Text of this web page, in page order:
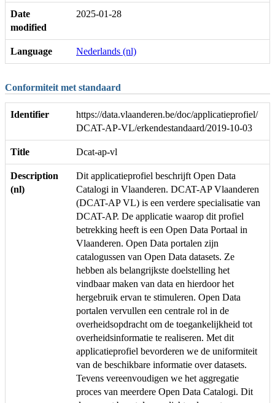
Date
modified
2025-01-28
Language Nederlands (nl)
Conformiteit met standaard
Identifier
https://data.vlaanderen.be/doc/applicatieprofiel/
DCAT-AP-VL/erkendestandaard/2019-10-03
Title Dcat-ap-vl
Description
(nl)
Dit applicatieprofiel beschrijft Open Data
Catalogi in Vlaanderen. DCAT-AP Vlaanderen
(DCAT-AP VL) is een verdere specialisatie van
DCAT-AP. De applicatie waarop dit profiel
betrekking heeft is een Open Data Portaal in
Vlaanderen. Open Data portalen zijn
catalogussen van Open Data datasets. Ze
hebben als belangrijkste doelstelling het
vindbaar maken van data en hierdoor het
hergebruik ervan te stimuleren. Open Data
portalen vervullen een centrale rol in de
overheidsopdracht om de toegankelijkheid tot
overheidsinformatie te realiseren. Met dit
applicatieprofiel bevorderen we de uniformiteit
van de beschikbare informatie over datasets.
Tevens vereenvoudigen we het aggregatie
proces van meerdere Open Data Catalogi. Dit